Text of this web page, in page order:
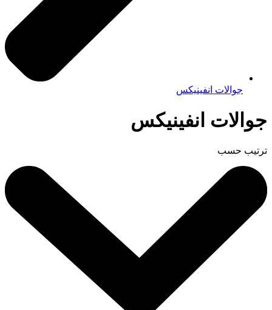
جوالات انفينيكس
جوالات انفينيكس
ترتيب حسب